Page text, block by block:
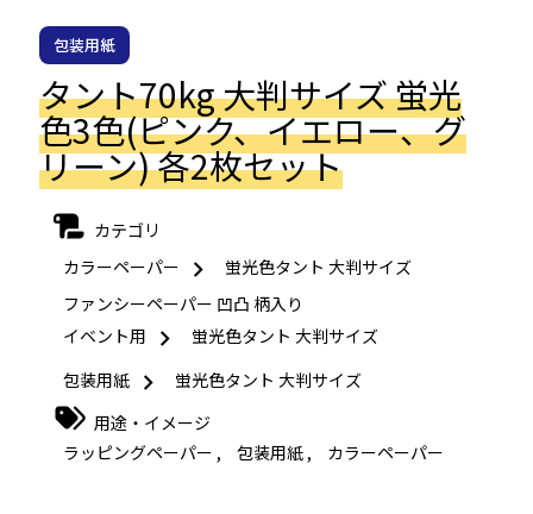
包装用紙
タント70kg 大判サイズ 蛍光
色3色(ピンク、イエロー、グ
リーン) 各2枚セット
カテゴリ
カラーペーパー
蛍光色タント 大判サイズ
ファンシーペーパー 凹凸 柄入り
イベント用
蛍光色タント 大判サイズ
包装用紙
蛍光色タント 大判サイズ
用途・イメージ
ラッピングペーパー , 包装用紙 , カラーペーパー